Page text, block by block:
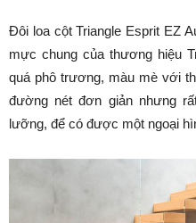
Đôi loa cột Triangle Esprit EZ
mực chung của thương hiệu
quá phô trương, màu mè với
đường nét đơn giản nhưng
lưỡng, để có được một ngoại